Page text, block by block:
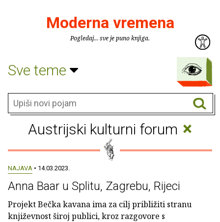
Moderna vremena
Pogledaj... sve je puno knjiga.
Sve teme
Austrijski kulturni forum ×
NAJAVA • 14.03.2023.
Anna Baar u Splitu, Zagrebu, Rijeci
Projekt Bečka kavana ima za cilj približiti stranu
književnost široj publici, kroz razgovore s